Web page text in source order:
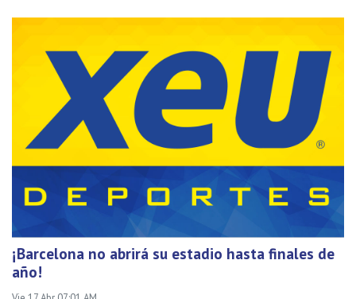
¡Barcelona no abrirá su estadio hasta finales de
año!